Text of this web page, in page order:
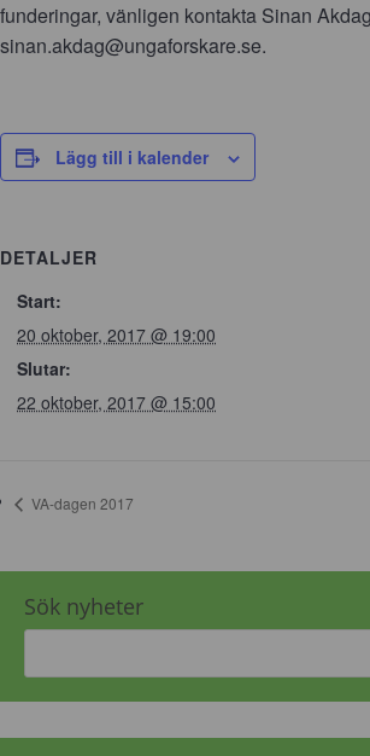
funderingar, vänligen kontakta Sinan
sinan.akdag@ungaforskare.se.
Lägg till i kalender
DETALJER
Start:
20 oktober, 2017 @ 19:00
Slutar:
22 oktober, 2017 @ 15:00
VA-dagen 2017
Sök nyheter